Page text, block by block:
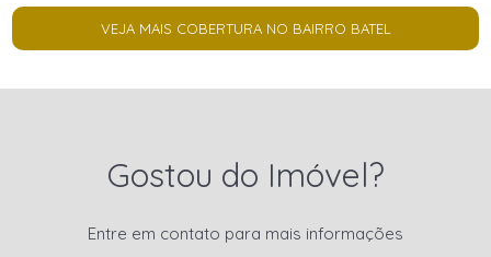
VEJA MAIS COBERTURA NO BAIRRO BATEL
Gostou do Imóvel?
Entre em contato para mais informações